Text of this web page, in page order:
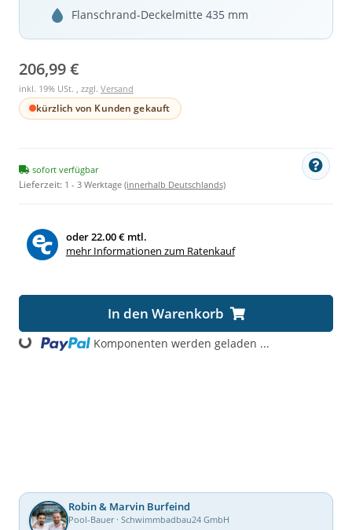
Flanschrand-Deckelmitte 435 mm
206,99 €
inkl. 19% USt. , zzgl. Versand
kürzlich von Kunden gekauft
sofort verfügbar
Lieferzeit: 1 - 3 Werktage (innerhalb Deutschlands)
oder22.00 € mtl.
mehr Informationen zum Ratenkauf
In den Warenkorb
Loading... Komponenten werden geladen ...
Robin & Marvin Burfeind
Pool-Bauer · Schwimmbadbau24 GmbH